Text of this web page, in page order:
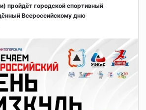
пройдёт городской спортивный
Всероссийскому дню